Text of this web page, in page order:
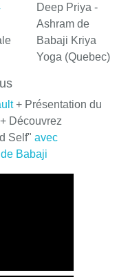
Deep Priya -
Ashram de
Babaji Kriya
Yoga (Quebec)
+ Présentation du
+ Découvrez
Self" avec
Babaji